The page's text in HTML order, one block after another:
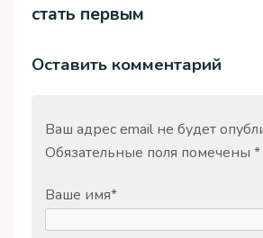
стать первым
Оставить комментарий
Ваш адрес email не будет
Обязательные поля помечены *
Ваше имя*